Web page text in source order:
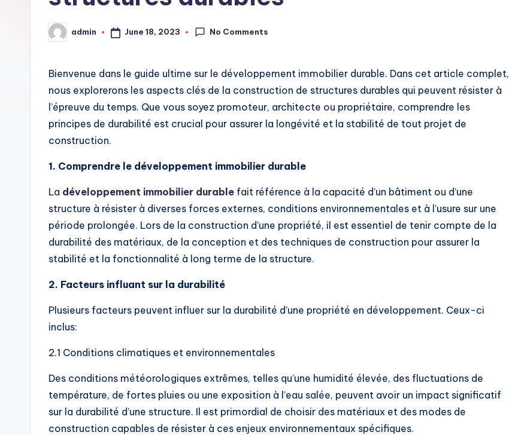
Posted
by
admin June 18, 2023 No Comments
Bienvenue dans le guide ultime sur le développement immobilier durable. Dans cet article complet,
nous explorerons les aspects clés de la construction de structures durables qui peuvent résister à
l’épreuve du temps. Que vous soyez promoteur, architecte ou propriétaire, comprendre les
principes de durabilité est crucial pour assurer la longévité et la stabilité de tout projet de
construction.
1. Comprendre le développement immobilier durable
La développement immobilier durable fait référence à la capacité d’un bâtiment ou d’une
structure à résister à diverses forces externes, conditions environnementales et à l’usure sur une
période prolongée. Lors de la construction d’une propriété, il est essentiel de tenir compte de la
durabilité des matériaux, de la conception et des techniques de construction pour assurer la
stabilité et la fonctionnalité à long terme de la structure.
2. Facteurs influant sur la durabilité
Plusieurs facteurs peuvent influer sur la durabilité d’une propriété en développement. Ceux-ci
inclus:
2.1 Conditions climatiques et environnementales
Des conditions météorologiques extrêmes, telles qu’une humidité élevée, des fluctuations de
température, de fortes pluies ou une exposition à l’eau salée, peuvent avoir un impact significatif
sur la durabilité d’une structure. Il est primordial de choisir des matériaux et des modes de
construction capables de résister à ces enjeux environnementaux spécifiques.